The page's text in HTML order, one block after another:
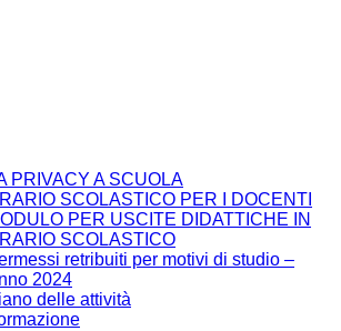
PRIVACY A SCUOLA
SCOLASTICO PER I DOCENTI
PER USCITE DIDATTICHE IN
SCOLASTICO
retribuiti per motivi di studio –
2024
delle attività